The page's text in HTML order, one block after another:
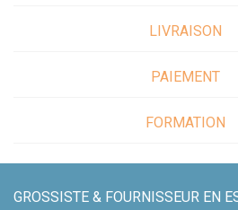
Nous comprenons que chaque
différentes tailles pour s'adapter à vos
des ensembles de coupelles en verre pour
LIVRAISON
PAIEMENT
FORMATION
GROSSISTE & FOURNISSEUR EN